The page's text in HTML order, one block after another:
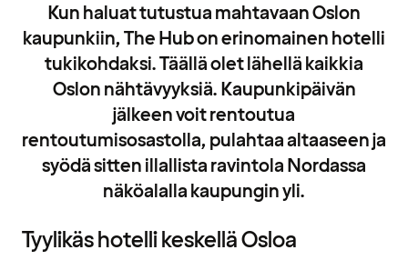
Kun haluat tutustua mahtavaan Oslon
kaupunkiin, The Hub on erinomainen hotelli
tukikohdaksi. Täällä olet lähellä kaikkia
Oslon nähtävyyksiä. Kaupunkipäivän
jälkeen voit rentoutua
rentoutumisosastolla, pulahtaa altaaseen ja
syödä sitten illallista ravintola Nordassa
näköalalla kaupungin yli.
Tyylikäs hotelli keskellä Osloa